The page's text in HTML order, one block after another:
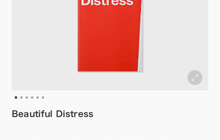
Beautiful Distress